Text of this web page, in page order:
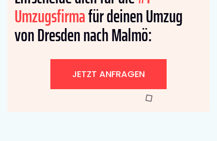
Umzugsfirmafür deinen Umzug
von Dresden nach Malmö:
JETZT ANFRAGEN